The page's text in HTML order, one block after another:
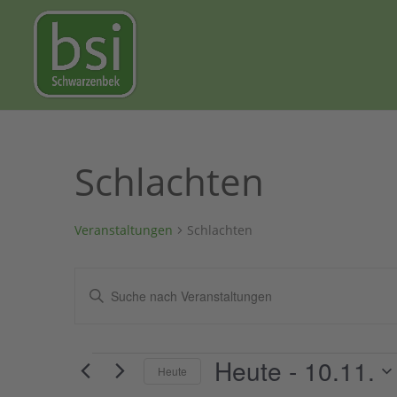
Schlachten
Veranstaltungen Schlachten
Suche
Navigation
Bitte
nach
Veranstaltungen
Heute Heute - 10.11.